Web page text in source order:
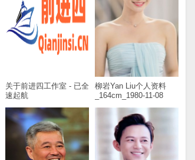
关于前进四工作室 - 已全
速起航
柳岩Yan Liu个人资料
_164cm_1980-11-08